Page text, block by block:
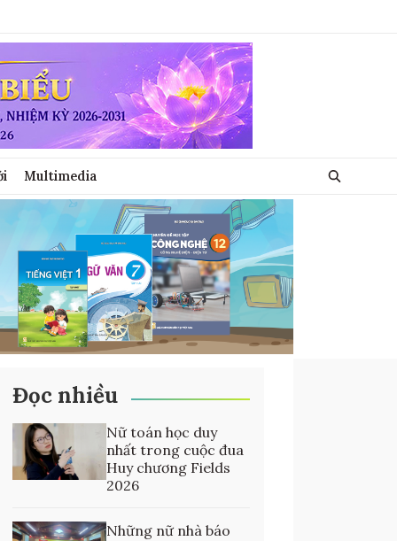
Multimedia
Đọc nhiều
Nữ toán học duy
nhất trong cuộc đua
Huy chương Fields
2026
Những nữ nhà báo